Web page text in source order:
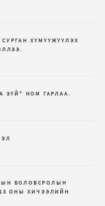
ХҮМҮҮЖҮҮЛЭХ
ЗҮЙ" НОМ ГАРЛАА.
БОЛОВСРОЛЫН
ОНЫ ХИЧЭЭЛИЙН